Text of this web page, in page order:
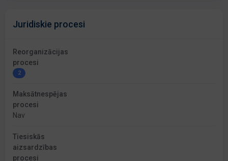
Juridiskie procesi
Reorganizācijas
procesi
2
Maksātnespējas
procesi
Nav
Tiesiskās
aizsardzības
procesi